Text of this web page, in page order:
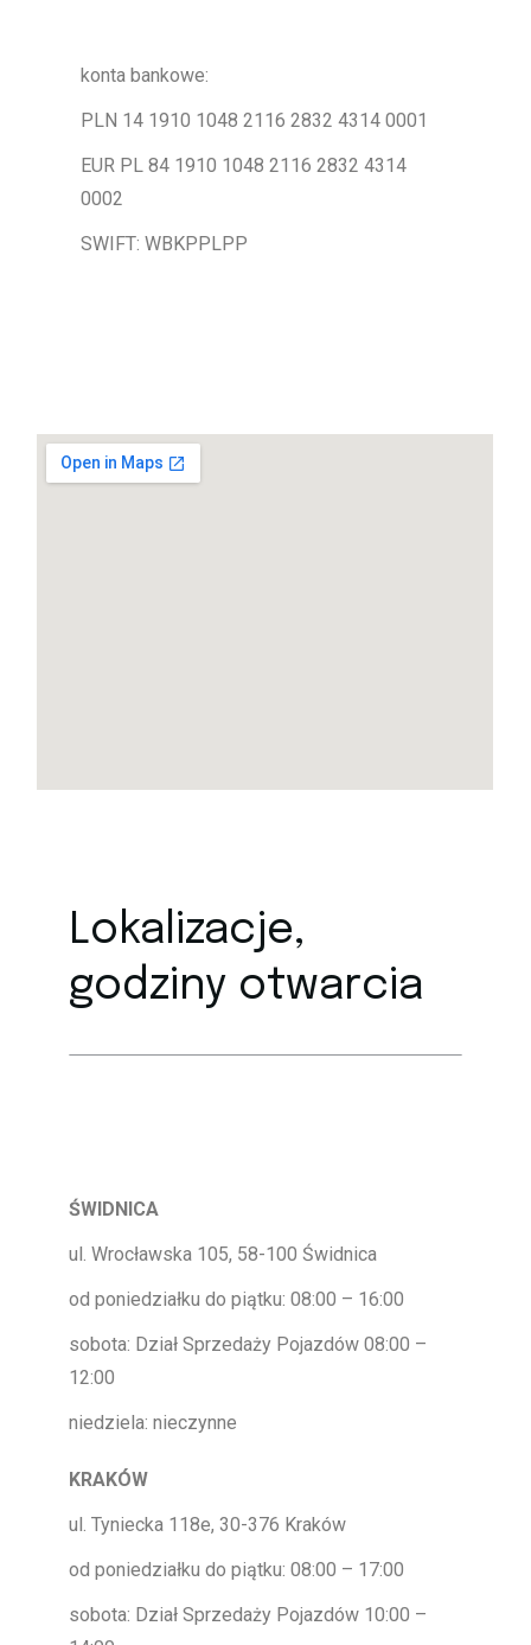
konta bankowe:
PLN 14 1910 1048 2116 2832 4314 0001
EUR PL 84 1910 1048 2116 2832 4314
0002
SWIFT: WBKPPLPP
Lokalizacje,
godziny otwarcia
ŚWIDNICA
ul. Wrocławska 105, 58-100 Świdnica
od poniedziałku do piątku: 08:00 – 16:00
sobota: Dział Sprzedaży Pojazdów 08:00 –
12:00
niedziela: nieczynne
KRAKÓW
ul. Tyniecka 118e, 30-376 Kraków
od poniedziałku do piątku: 08:00 – 17:00
sobota: Dział Sprzedaży Pojazdów 10:00 –